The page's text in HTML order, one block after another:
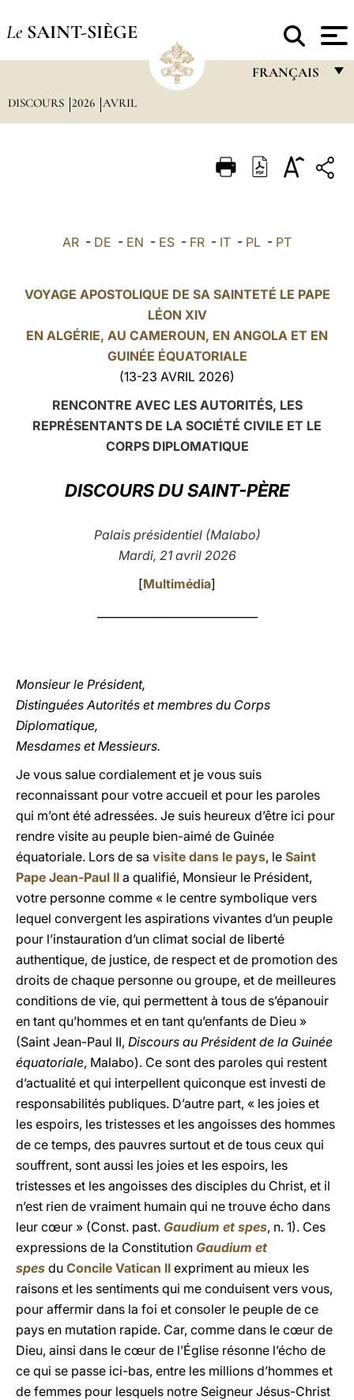
Le SAINT-SIÈGE
FRANÇAIS
ITALIANO
POLSKI
DISCOURS 2026 AVRIL
AR - DE - EN - ES - FR - IT - PL - PT
VOYAGE APOSTOLIQUE DE SA SAINTETÉ LE PAPE
LÉON XIV
EN ALGÉRIE, AU CAMEROUN, EN ANGOLA ET EN
GUINÉE ÉQUATORIALE
(13-23 AVRIL 2026)
RENCONTRE AVEC LES AUTORITÉS, LES
REPRÉSENTANTS DE LA SOCIÉTÉ CIVILE ET LE
CORPS DIPLOMATIQUE
DISCOURS DU SAINT-PÈRE
Palais présidentiel (Malabo)
Mardi, 21 avril 2026
[Multimédia]
Monsieur le Président,
Distinguées Autorités et membres du Corps
Diplomatique,
Mesdames et Messieurs.
Je vous salue cordialement et je vous suis
reconnaissant pour votre accueil et pour les paroles
qui m’ont été adressées. Je suis heureux d’être ici pour
rendre visite au peuple bien-aimé de Guinée
équatoriale. Lors de sa visite dans le pays, le Saint
Pape Jean-Paul II a qualifié, Monsieur le Président,
votre personne comme « le centre symbolique vers
lequel convergent les aspirations vivantes d’un peuple
pour l’instauration d’un climat social de liberté
authentique, de justice, de respect et de promotion des
droits de chaque personne ou groupe, et de meilleures
conditions de vie, qui permettent à tous de s’épanouir
en tant qu’hommes et en tant qu’enfants de Dieu »
(Saint Jean-Paul II, Discours au Président de la Guinée
équatoriale, Malabo). Ce sont des paroles qui restent
d’actualité et qui interpellent quiconque est investi de
responsabilités publiques. D’autre part, « les joies et
les espoirs, les tristesses et les angoisses des hommes
de ce temps, des pauvres surtout et de tous ceux qui
souffrent, sont aussi les joies et les espoirs, les
tristesses et les angoisses des disciples du Christ, et il
n’est rien de vraiment humain qui ne trouve écho dans
leur cœur » (Const. past. Gaudium et spes, n. 1). Ces
expressions de la Constitution Gaudium et
spes du Concile Vatican II expriment au mieux les
raisons et les sentiments qui me conduisent vers vous,
pour affermir dans la foi et consoler le peuple de ce
pays en mutation rapide. Car, comme dans le cœur de
Dieu, ainsi dans le cœur de l’Église résonne l’écho de
ce qui se passe ici-bas, entre les millions d’hommes et
de femmes pour lesquels notre Seigneur Jésus-Christ